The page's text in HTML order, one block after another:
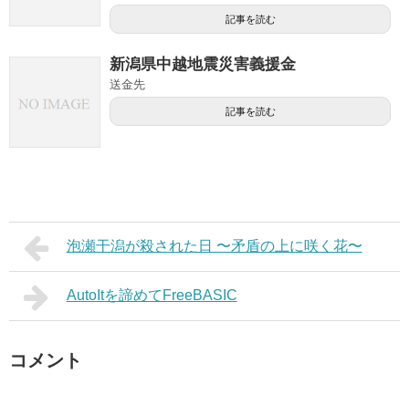
記事を読む
新潟県中越地震災害義援金
送金先
記事を読む
泡瀬干潟が殺された日 〜矛盾の上に咲く花〜
AutoItを諦めてFreeBASIC
コメント